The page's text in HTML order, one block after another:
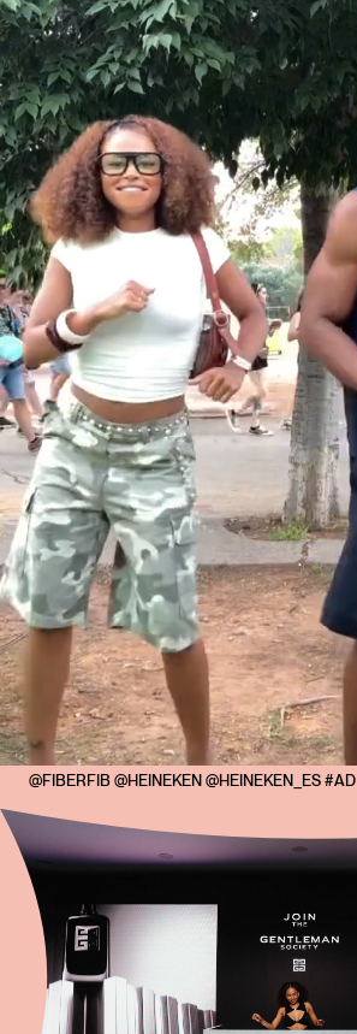
@FIBERFIB @HEINEKEN @HEINEKEN_ES #AD